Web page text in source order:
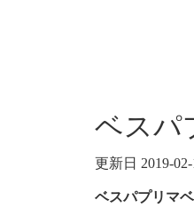
ベスパ
更新日
ベスパプリマ